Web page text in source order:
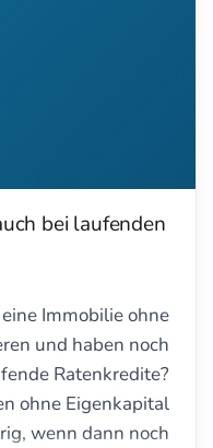
bei laufenden
Immobilie ohne
und haben noch
Ratenkredite?
ohne Eigenkapital
wenn dann noch